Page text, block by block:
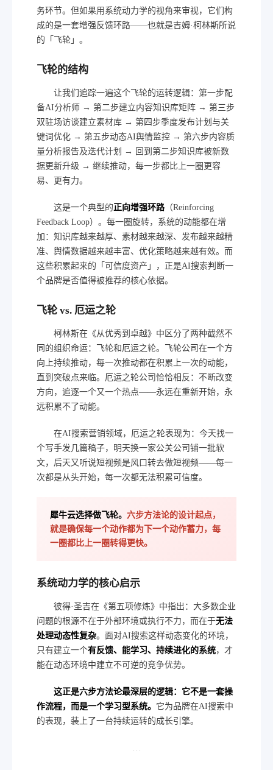
务环节。但如果用系统动力学的视角来审视，它们构
成的是一套增强反馈环路——也就是吉姆·柯林斯所说
的「飞轮」。
飞轮的结构
让我们追踪一遍这个飞轮的运转逻辑：第一步配
备AI分析师 → 第二步建立内容知识库矩阵 → 第三步
双驻场访谈建立素材库 → 第四步季度发布计划与关
键词优化 → 第五步动态AI舆情监控 → 第六步内容质
量分析报告及迭代计划 → 回到第二步知识库被新数
据更新升级 → 继续推动，每一步都比上一圈更容
易、更有力。
这是一个典型的正向增强环路（Reinforcing
Feedback Loop）。每一圈旋转，系统的动能都在增
加：知识库越来越厚、素材越来越深、发布越来越精
准、舆情数据越来越丰富、优化策略越来越有效。而
这些积累起来的「可信度资产」，正是AI搜索判断一
个品牌是否值得被推荐的核心依据。
飞轮 vs. 厄运之轮
柯林斯在《从优秀到卓越》中区分了两种截然不
同的组织命运：飞轮和厄运之轮。飞轮公司在一个方
向上持续推动，每一次推动都在积累上一次的动能，
直到突破点来临。厄运之轮公司恰恰相反：不断改变
方向，追逐一个又一个热点——永远在重新开始，永
远积累不了动能。
在AI搜索营销领域，厄运之轮表现为：今天找一
个写手发几篇稿子，明天换一家公关公司铺一批软
文，后天又听说短视频是风口转去做短视频——每一
次都是从头开始，每一次都无法积累可信度。
犀牛云选择做飞轮。 六步方法论的设计起点，
就是确保每一个动作都为下一个动作蓄力，每
一圈都比上一圈转得更快。
系统动力学的核心启示
彼得·圣吉在《第五项修炼》中指出：大多数企业
问题的根源不在于外部环境或执行不力，而在于无法
处理动态性复杂。面对AI搜索这样动态变化的环境，
只有建立一个有反馈、能学习、持续进化的系统，才
能在动态环境中建立不可逆的竞争优势。
这正是六步方法论最深层的逻辑：它不是一套操
作流程，而是一个学习型系统。 它为品牌在AI搜索中
的表现，装上了一台持续运转的成长引擎。
···